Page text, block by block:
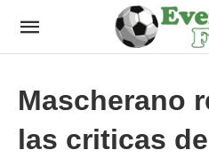
Mascherano
las criticas